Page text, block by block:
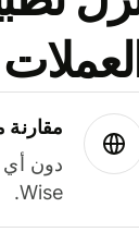
العملات
دون
Wise.